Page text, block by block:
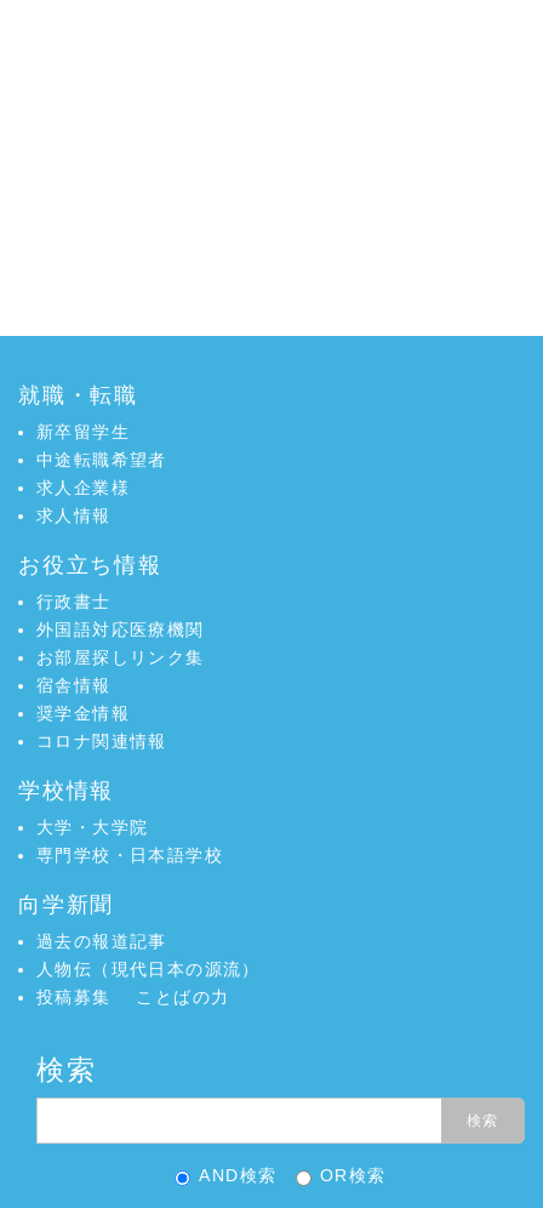
就職・転職
新卒留学生
中途転職希望者
求人企業様
求人情報
お役立ち情報
行政書士
外国語対応医療機関
お部屋探しリンク集
宿舎情報
奨学金情報
コロナ関連情報
学校情報
大学・大学院
専門学校・日本語学校
向学新聞
過去の報道記事
人物伝（現代日本の源流）
投稿募集
ことばの力
検索
AND検索 OR検索